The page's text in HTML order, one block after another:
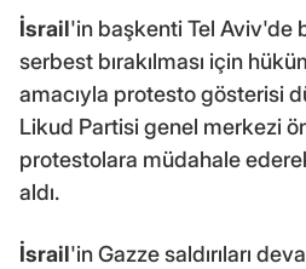
İsrail'in başkenti Tel Aviv'de
serbest bırakılması için
amacıyla protesto gösterisi
Likud Partisi genel merkezi
protestolara müdahale
aldı.
İsrail'in Gazze saldırıları